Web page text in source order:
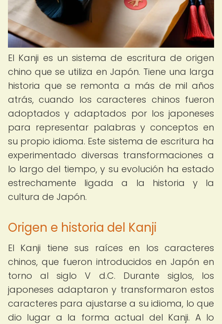
El Kanji es un sistema de escritura de origen
chino que se utiliza en Japón. Tiene una larga
historia que se remonta a más de mil años
atrás, cuando los caracteres chinos fueron
adoptados y adaptados por los japoneses
para representar palabras y conceptos en
su propio idioma. Este sistema de escritura ha
experimentado diversas transformaciones a
lo largo del tiempo, y su evolución ha estado
estrechamente ligada a la historia y la
cultura de Japón.
Origen e historia del Kanji
El Kanji tiene sus raíces en los caracteres
chinos, que fueron introducidos en Japón en
torno al siglo V d.C. Durante siglos, los
japoneses adaptaron y transformaron estos
caracteres para ajustarse a su idioma, lo que
dio lugar a la forma actual del Kanji. A lo